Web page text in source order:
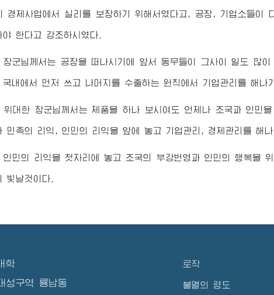
경제사업에서 실리를 보장하기 위해서였다고, 공장, 기업소들이
야 한다고 강조하시였다.
장군님 께서는 공장을 떠나시기에 앞서 동무들이 그사이 일도 많
국내에서 먼저 쓰고 나머지를 수출하는 원칙에서 기업관리를 해나
위대한 장군님 께서는 제품을 하나 보시여도 언제나 조국과 인민
민족의 리익, 인민의 리익을 앞에 놓고 기업관리, 경제관리를 해나
인민의 리익을 첫자리에 놓고 조국의 부강번영과 인민의 행복을
빛날것이다.
학
성구역 룡남동
로작
불멸의 령도